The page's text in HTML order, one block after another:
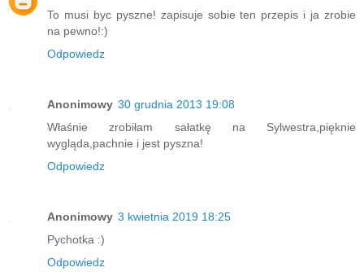
To musi byc pyszne! zapisuje sobie ten przepis i ja zrobie
na pewno!:)
Odpowiedz
Anonimowy 30 grudnia 2013 19:08
Właśnie zrobiłam sałatkę na Sylwestra,pięknie
wygląda,pachnie i jest pyszna!
Odpowiedz
Anonimowy 3 kwietnia 2019 18:25
Pychotka :)
Odpowiedz